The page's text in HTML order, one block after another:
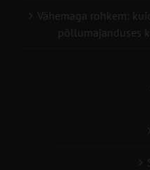
Vähemaga rohkem:
põllumajanduses